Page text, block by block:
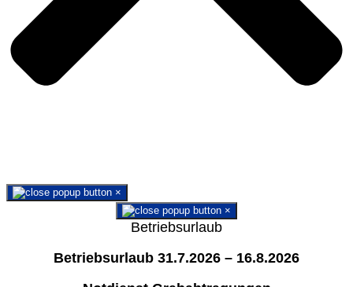
×
×
Betriebsurlaub
Betriebsurlaub 31.7.2026 – 16.8.2026